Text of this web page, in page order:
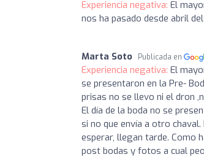
Experiencia negativa: El
nos ha pasado desde abril
Marta Soto Publicada en
Experiencia negativa: El
se presentaron en la Pre-
prisas no se llevo ni el dron
El día de la boda no se
si no que envía a otro
esperar, llegan tarde. Como
post bodas y fotos a cual